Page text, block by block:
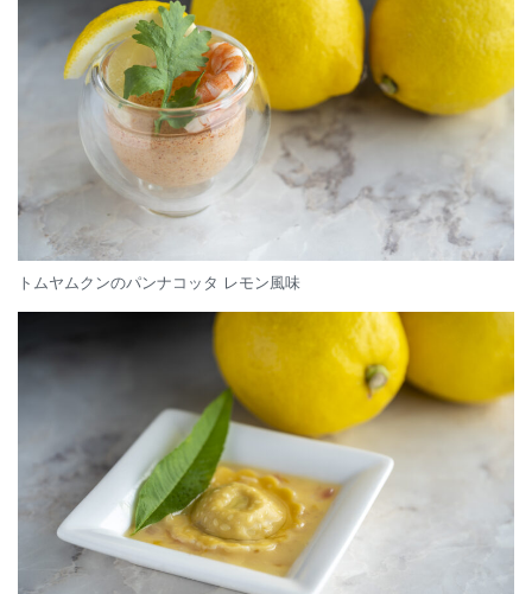
トムヤムクンのパンナコッタ レモン風味